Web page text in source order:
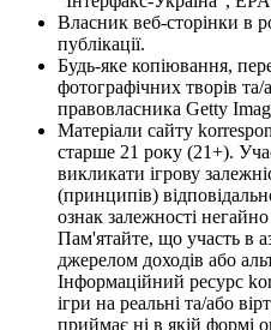
Власник веб-сторінки в
публікації.
Будь-яке копіювання,
фотографічних творів та/
правовласника Getty
Матеріали сайту
старше 21 року (21+).
викликати ігрову
(принципів)
ознак залежності негайно
Пам'ятайте, що участь в
джерелом доходів або
Інформаційний ресурс
ігри на реальні та/або
приймає ні в якій формі